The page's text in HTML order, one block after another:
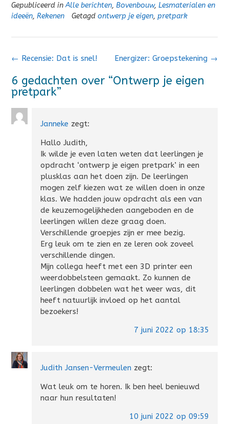
Gepubliceerd inAlle berichten, Bovenbouw, Lesmaterialen en
ideeën, Rekenen Getagd ontwerp je eigen, pretpark
Bericht
Energizer: Groepstekening →
← Recensie: Dat is snel!
6 gedachten over “Ontwerp je eigen
pretpark”
Janneke zegt:
Hallo Judith,
Ik wilde je even laten weten dat leerlingen je
opdracht ‘ontwerp je eigen pretpark’ in een
plusklas aan het doen zijn. De leerlingen
mogen zelf kiezen wat ze willen doen in onze
klas. We hadden jouw opdracht als een van
de keuzemogelijkheden aangeboden en de
leerlingen willen deze graag doen.
Verschillende groepjes zijn er mee bezig.
Erg leuk om te zien en ze leren ook zoveel
verschillende dingen.
Mijn collega heeft met een 3D printer een
weerdobbelsteen gemaakt. Zo kunnen de
leerlingen dobbelen wat het weer was, dit
heeft natuurlijk invloed op het aantal
bezoekers!
7 juni 2022 op 18:35
Judith Jansen-Vermeulen zegt:
Wat leuk om te horen. Ik ben heel benieuwd
naar hun resultaten!
10 juni 2022 op 09:59